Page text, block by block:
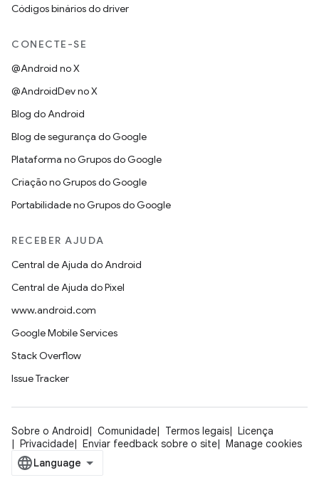
Códigos binários do driver
CONECTE-SE
@Android no X
@AndroidDev no X
Blog do Android
Blog de segurança do Google
Plataforma no Grupos do Google
Criação no Grupos do Google
Portabilidade no Grupos do Google
RECEBER AJUDA
Central de Ajuda do Android
Central de Ajuda do Pixel
www.android.com
Google Mobile Services
Stack Overflow
Issue Tracker
Sobre o Android Comunidade Termos legais
Licença
Privacidade
Enviar feedback sobre o site Manage cookies